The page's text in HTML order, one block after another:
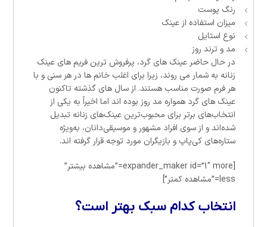
رنگ پوست
میزان استفاده از عینک
نوع استایل
مد و ترند روز
در حال حاضر عینک های گرد، پرفروش ترین فریم های عینک
زنانه به شمار می روند، زیرا برای اغلب خانم ها در هر سنی و با
هر فرم صورت مناسب هستند. از سال های گذشته تاکنون
عینک های گرد همواره مد روز بوده اند اما اخیراً به یکی از
انتخاب‌های برتر برای محبوب‌ترین عینک‌های زنانه تبدیل
شده‌اند و از سوی افراد مشهور و موسیقی‌دانان، به‌ویژه
ستاره‌های کی‌پاپ و بازیگران مورد توجه قرار گرفته اند.
[expander_maker id=”1″ more=”مشاهده بیشتر”
less=”مشاهده کمتر”]
انتخاب کدام سبک بهتر است؟